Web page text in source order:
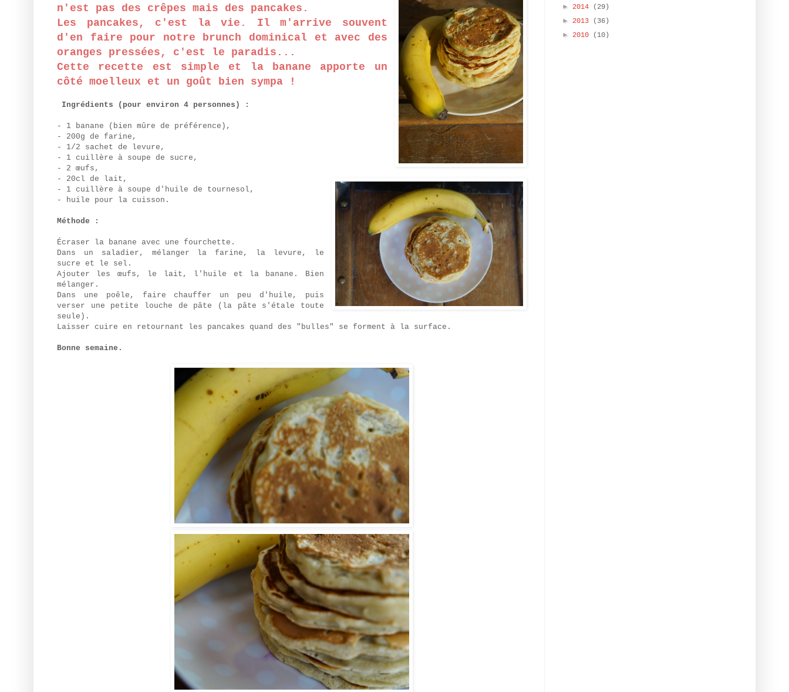
n'est pas des crêpes mais des pancakes.
Les pancakes, c'est la vie. Il m'arrive souvent
d'en faire pour notre brunch dominical et avec des
oranges pressées, c'est le paradis...
Cette recette est simple et la banane apporte un
côté moelleux et un goût bien sympa !
Ingrédients (pour environ 4 personnes) :
- 1 banane (bien mûre de préférence),
- 200g de farine,
- 1/2 sachet de levure,
- 1 cuillère à soupe de sucre,
- 2 œufs,
- 20cl de lait,
- 1 cuillère à soupe d'huile de tournesol,
- huile pour la cuisson.
Méthode :
Écraser la banane avec une fourchette.
Dans un saladier, mélanger la farine, la levure, le
sucre et le sel.
Ajouter les œufs, le lait, l'huile et la banane. Bien
mélanger.
Dans une poêle, faire chauffer un peu d'huile, puis
verser une petite louche de pâte (la pâte s'étale toute
seule).
Laisser cuire en retournant les pancakes quand des "bulles" se forment à la surface.
Bonne semaine.
► 2014
(29)
► 2013
(36)
► 2010 (10)